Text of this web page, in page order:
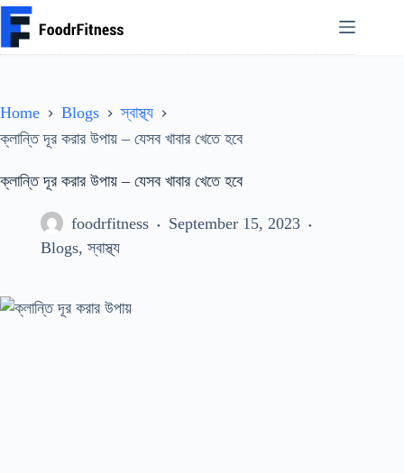
Skip
to
content
Home Blogs
স্বাস্থ্য
ক্লান্তি দূর করার উপায় – যেসব খাবার খেতে হবে
ক্লান্তি দূর করার উপায় – যেসব খাবার খেতে হবে
foodrfitness
September 15, 2023
Blogs,স্বাস্থ্য